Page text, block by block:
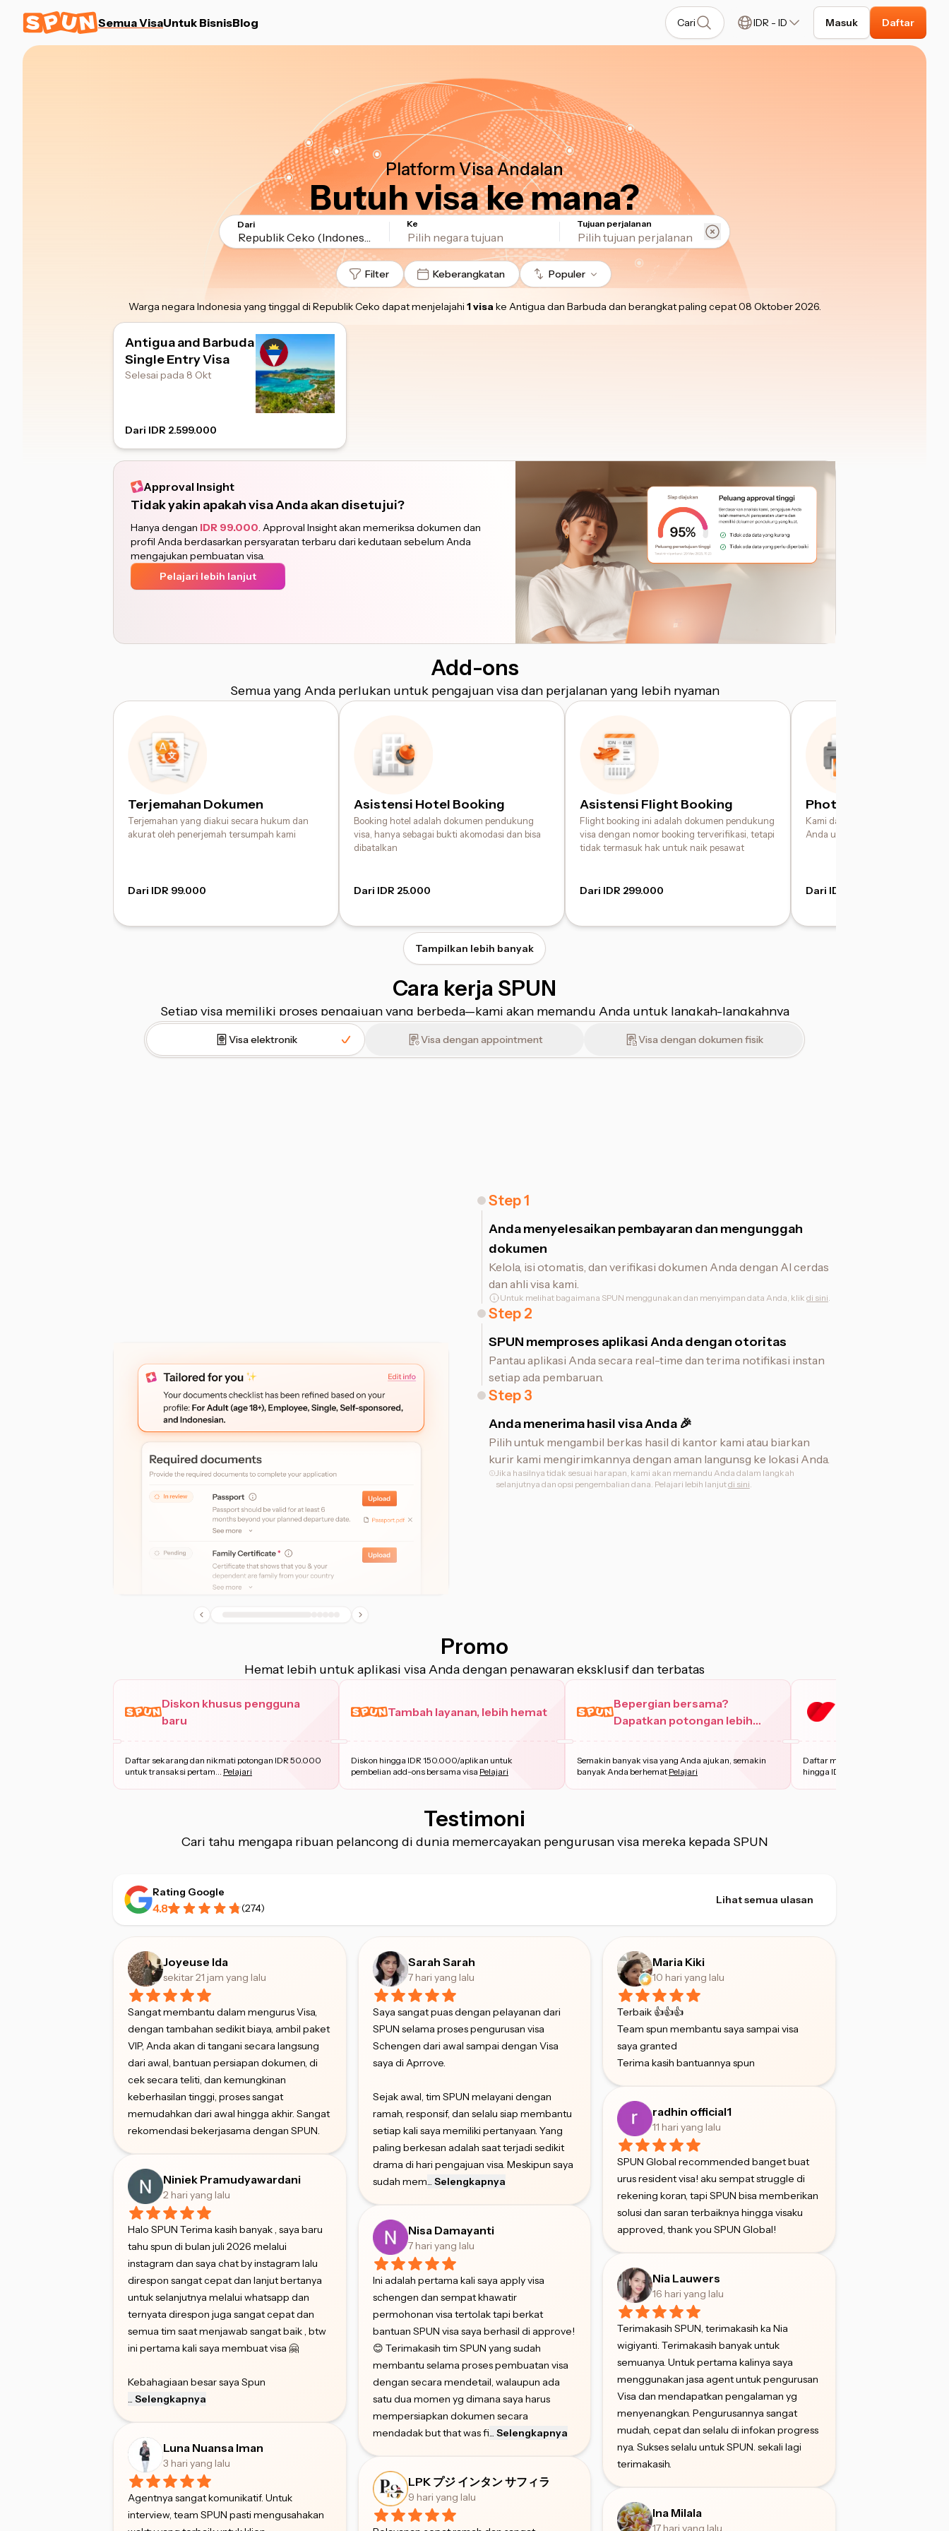
Semua VisaUntuk BisnisBlog Cari IDR - ID Masuk Daftar
Platform Visa Andalan
Butuh visa ke mana?
Dari
Republik Ceko (Indonesia)
Ke Tujuan perjalanan
Filter Keberangkatan Populer
Warga negara Indonesia yang tinggal di Republik Ceko dapat menjelajahi 1 visake Antigua dan Barbuda dan berangkat paling cepat 08 Oktober 2026.
Antigua and Barbuda
Single Entry Visa
Selesai pada 8 Okt
Dari IDR 2.599.000
Approval Insight
Tidak yakin apakah visa Anda akan disetujui?
Hanya dengan IDR 99.000. Approval Insight akan memeriksa dokumen dan
profil Anda berdasarkan persyaratan terbaru dari kedutaan sebelum Anda
mengajukan pembuatan visa.
Pelajari lebih lanjut
Add-ons
Semua yang Anda perlukan untuk pengajuan visa dan perjalanan yang lebih nyaman
Terjemahan Dokumen
Terjemahan yang diakui secara hukum dan
akurat oleh penerjemah tersumpah kami
Dari IDR 99.000
Asistensi Hotel Booking
Booking hotel adalah dokumen pendukung
visa, hanya sebagai bukti akomodasi dan bisa
dibatalkan
Dari IDR 25.000
Asistensi Flight Booking
Flight booking ini adalah dokumen pendukung
visa dengan nomor booking terverifikasi, tetapi
tidak termasuk hak untuk naik pesawat
Dari IDR 299.000
Photo Printing Service
Kami dapat membantu mencetak
Anda untuk kebutuhan
Dari IDR 49.000
Tampilkan lebih banyak
Cara kerja SPUN
Setiap visa memiliki proses pengajuan yang berbeda⁠—⁠kami akan memandu Anda untuk langkah-langkahnya
Visa elektronik Visa dengan appointment Visa dengan dokumen fisik
Step1
Anda menyelesaikan pembayaran dan mengunggah
dokumen
Kelola, isi otomatis, dan verifikasi dokumen Anda dengan AI cerdas
dan ahli visa kami.
Untuk melihat bagaimana SPUN menggunakan dan menyimpan data Anda, klik di sini.
Step 2
SPUN memproses aplikasi Anda dengan otoritas
Pantau aplikasi Anda secara real-time dan terima notifikasi instan
setiap ada pembaruan.
Step 3
Anda menerima hasil visa Anda 🎉
Pilih untuk mengambil berkas hasil di kantor kami atau biarkan
kurir kami mengirimkannya dengan aman langunsg ke lokasi Anda.
Jika hasilnya tidak sesuai harapan, kami akan memandu Anda dalam langkah
selanjutnya dan opsi pengembalian dana. Pelajari lebih lanjutdi sini.
Promo
Hemat lebih untuk aplikasi visa Anda dengan penawaran eksklusif dan terbatas
Diskon khusus pengguna
baru
Daftar sekarang dan nikmati potongan IDR 50.000
untuk transaksi pertam... Pelajari
Tambah layanan, lebih hemat
Diskon hingga IDR 150.000/aplikan untuk
pembelian add-ons bersama visa Pelajari
Bepergian bersama?
Dapatkan potongan lebih
banyak.
Semakin banyak visa yang Anda ajukan, semakin
banyak Anda berhemat Pelajari
Daftar menggunakan Privy dan
hingga IDR 50.000 untu
Testimoni
Cari tahu mengapa ribuan pelancong di dunia memercayakan pengurusan visa mereka kepada SPUN
Rating Google
4.8 (274)
Lihat semua ulasan
Joyeuse Ida
sekitar 21 jam yang lalu
Sangat membantu dalam mengurus Visa,
dengan tambahan sedikit biaya, ambil paket
VIP, Anda akan di tangani secara langsung
dari awal, bantuan persiapan dokumen, di
cek secara teliti, dan kemungkinan
keberhasilan tinggi, proses sangat
memudahkan dari awal hingga akhir. Sangat
rekomendasi bekerjasama dengan SPUN.
Niniek Pramudyawardani
2 hari yang lalu
Halo SPUN Terima kasih banyak , saya baru
tahu spun di bulan juli 2026 melalui
instagram dan saya chat by instagram lalu
direspon sangat cepat dan lanjut bertanya
untuk selanjutnya melalui whatsapp dan
ternyata direspon juga sangat cepat dan
semua tim saat menjawab sangat baik , btw
ini pertama kali saya membuat visa 🤗
Kebahagiaan besar saya Spun
... Selengkapnya
Luna Nuansa Iman
3 hari yang lalu
Agentnya sangat komunikatif. Untuk
interview, team SPUN pasti mengusahakan
Sarah Sarah
7 hari yang lalu
Saya sangat puas dengan pelayanan dari
SPUN selama proses pengurusan visa
Schengen dari awal sampai dengan Visa
saya di Aprrove.
Sejak awal, tim SPUN melayani dengan
ramah, responsif, dan selalu siap membantu
setiap kali saya memiliki pertanyaan. Yang
paling berkesan adalah saat terjadi sedikit
drama di hari pengajuan visa. Meskipun saya
sudah mem... Selengkapnya
Nisa Damayanti
7 hari yang lalu
Ini adalah pertama kali saya apply visa
schengen dan sempat khawatir
permohonan visa tertolak tapi berkat
bantuan SPUN visa saya berhasil di approve!
😊 Terimakasih tim SPUN yang sudah
membantu selama proses pembuatan visa
dengan secara mendetail, walaupun ada
satu dua momen yg dimana saya harus
mempersiapkan dokumen secara
mendadak but that was fi... Selengkapnya
LPK プジ インタン サフィラ
9 hari yang lalu
Maria Kiki
10 hari yang lalu
Terbaik 👍👍👍
Team spun membantu saya sampai visa
saya granted
Terima kasih bantuannya spun
radhin official1
11 hari yang lalu
SPUN Global recommended banget buat
urus resident visa! aku sempat struggle di
rekening koran, tapi SPUN bisa memberikan
solusi dan saran terbaiknya hingga visaku
approved, thank you SPUN Global!
Nia Lauwers
16 hari yang lalu
Terimakasih SPUN, terimakasih ka Nia
wigiyanti. Terimakasih banyak untuk
semuanya. Untuk pertama kalinya saya
menggunakan jasa agent untuk pengurusan
Visa dan mendapatkan pengalaman yg
menyenangkan. Pengurusannya sangat
mudah, cepat dan selalu di infokan progress
nya. Sukses selalu untuk SPUN. sekali lagi
terimakasih.
Ina Milala
17 hari yang lalu